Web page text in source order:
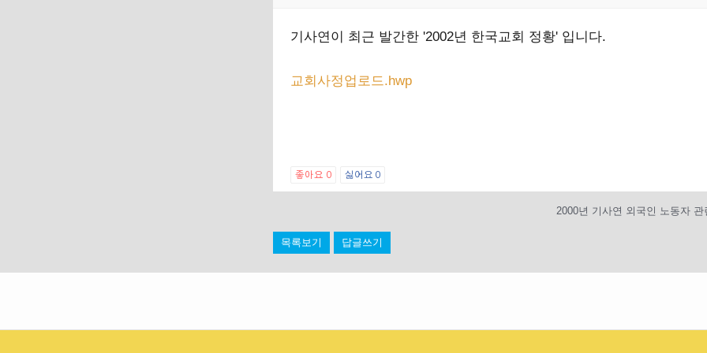
기사연이 최근 발간한 '2002년 한국교회 정황' 입니다.
교회사정업로드.hwp
좋아요 0 싫어요 0
목록보기 답글쓰기